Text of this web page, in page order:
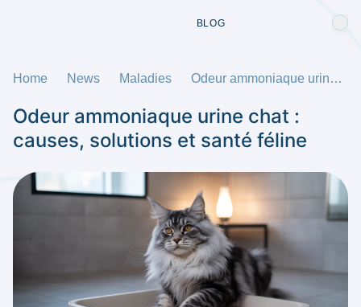
BLOG
Home News Maladies Odeur ammoniaque urine chat : causes, solutions et santé féline
Odeur ammoniaque urine chat :
causes, solutions et santé féline